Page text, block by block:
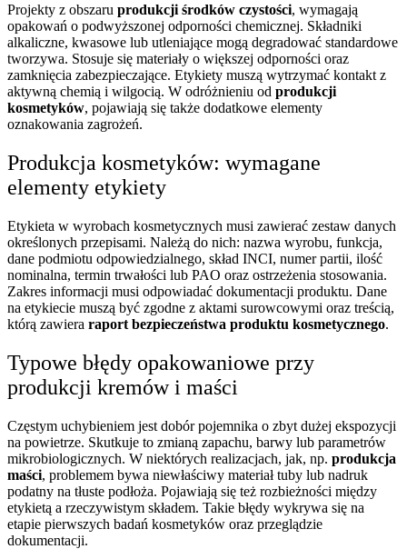
Projekty z obszaru produkcji środków czystości, wymagają
opakowań o podwyższonej odporności chemicznej. Składniki
alkaliczne, kwasowe lub utleniające mogą degradować standardowe
tworzywa. Stosuje się materiały o większej odporności oraz
zamknięcia zabezpieczające. Etykiety muszą wytrzymać kontakt z
aktywną chemią i wilgocią. W odróżnieniu od produkcji
kosmetyków, pojawiają się także dodatkowe elementy
oznakowania zagrożeń.
Produkcja kosmetyków: wymagane
elementy etykiety
Etykieta w wyrobach kosmetycznych musi zawierać zestaw danych
określonych przepisami. Należą do nich: nazwa wyrobu, funkcja,
dane podmiotu odpowiedzialnego, skład INCI, numer partii, ilość
nominalna, termin trwałości lub PAO oraz ostrzeżenia stosowania.
Zakres informacji musi odpowiadać dokumentacji produktu. Dane
na etykiecie muszą być zgodne z aktami surowcowymi oraz treścią,
którą zawiera raport bezpieczeństwa produktu kosmetycznego.
Typowe błędy opakowaniowe przy
produkcji kremów i maści
Częstym uchybieniem jest dobór pojemnika o zbyt dużej ekspozycji
na powietrze. Skutkuje to zmianą zapachu, barwy lub parametrów
mikrobiologicznych. W niektórych realizacjach, jak, np. produkcja
maści, problemem bywa niewłaściwy materiał tuby lub nadruk
podatny na tłuste podłoża. Pojawiają się też rozbieżności między
etykietą a rzeczywistym składem. Takie błędy wykrywa się na
etapie pierwszych badań kosmetyków oraz przeglądzie
dokumentacji.